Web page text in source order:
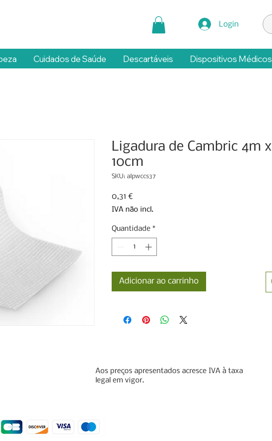
Login
Cuidados de Saúde Descartáveis Dispositivos Médicos
Ligadura de Cambric 4m x
10cm
SKU: alpwccs37
0,31 €Preço
IVA não incl.
Quantidade *
Adicionar ao carrinho
Aos preços apresentados acresce IVA à taxa
legal em vigor.